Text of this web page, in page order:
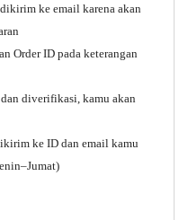
ke email karena akan
Order ID pada keterangan
diverifikasi, kamu akan
ke ID dan email kamu